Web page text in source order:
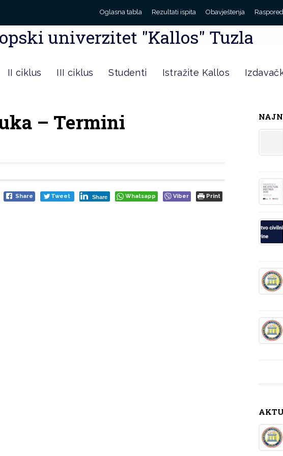
Oglasna tabla Rezultati ispita Obavještenja
univerzitet "Kallos" Tuzla
II ciklus III ciklus Studenti Istražite Kallos
– Termini
Share Tweet Share Whatsapp Viber Print